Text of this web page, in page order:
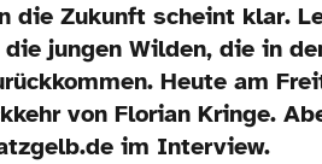
die Zukunft scheint klar.
jungen Wilden, die in
Heute am
von Florian Kringe.
im Interview.